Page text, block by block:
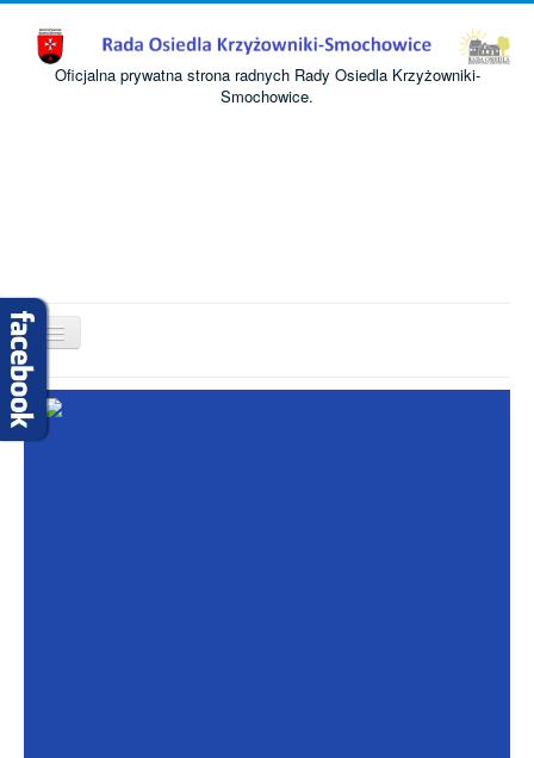
Oficjalna prywatna strona radnych Rady Osiedla Krzyżowniki-
Smochowice.
Przełącz
nawigację
Start
O nas